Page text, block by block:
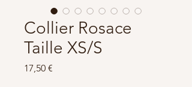
Collier Rosace
Taille XS/S
17,50 €